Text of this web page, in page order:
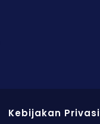
Kebijakan Privasi